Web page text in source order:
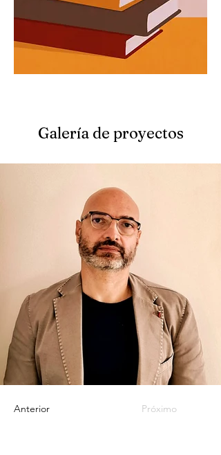
Galería de proyectos
Anterior Próximo